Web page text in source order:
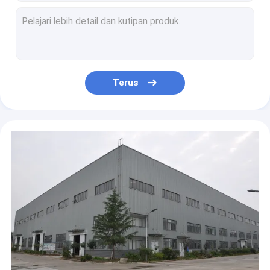
Perabotan Modern Melamin kayu atas 4 Orang Meja Kerja Kantor Meja Kantor
Meja Kantor Melamin Modern Warna Walnut Gelap dengan lemari kayu L1600XW800XH750mm
Kayu dan baja L Shape Office Furniture Executive Desk L1600X800MM dengan kabinet kayu samping
Set lengkap T bentuk 2 orang workstation kantor atas kayu dan kombinasi kaki baja
Desain modul untuk ruang kantor menggunakan workstation tatap muka untuk 4 orang
Terus